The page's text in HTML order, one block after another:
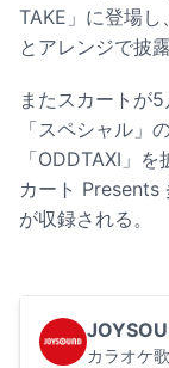
TAKE」に登場
とアレンジで披露
またスカートが
「スペシャル」
「ODDTAXI」
カート Presents
が収録される。
カラオケ